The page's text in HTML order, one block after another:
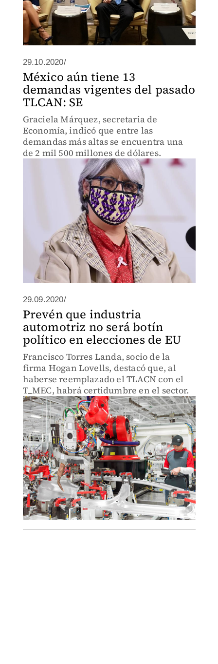
29.10.2020/
México aún tiene 13
demandas vigentes del pasado
TLCAN: SE
Graciela Márquez, secretaria de
Economía, indicó que entre las
demandas más altas se encuentra una
de 2 mil 500 millones de dólares.
29.09.2020/
Prevén que industria
automotriz no será botín
político en elecciones de EU
Francisco Torres Landa, socio de la
firma Hogan Lovells, destacó que, al
haberse reemplazado el TLACN con el
T_MEC, habrá certidumbre en el sector.